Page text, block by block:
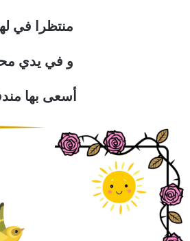
منتظرا في
و في يدي
أسعى بها